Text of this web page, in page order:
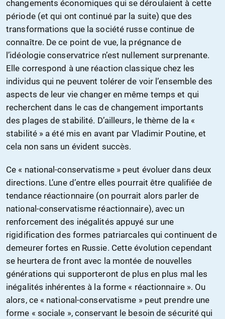
changements économiques qui se déroulaient à cette
période (et qui ont continué par la suite) que des
transformations que la société russe continue de
connaître. De ce point de vue, la prégnance de
l’idéologie conservatrice n’est nullement surprenante.
Elle correspond à une réaction classique chez les
individus qui ne peuvent tolérer de voir l’ensemble des
aspects de leur vie changer en même temps et qui
recherchent dans le cas de changement importants
des plages de stabilité. D’ailleurs, le thème de la «
stabilité » a été mis en avant par Vladimir Poutine, et
cela non sans un évident succès.
Ce « national-conservatisme » peut évoluer dans deux
directions. L’une d’entre elles pourrait être qualifiée de
tendance réactionnaire (on pourrait alors parler de
national-conservatisme réactionnaire), avec un
renforcement des inégalités appuyé sur une
rigidification des formes patriarcales qui continuent de
demeurer fortes en Russie. Cette évolution cependant
se heurtera de front avec la montée de nouvelles
générations qui supporteront de plus en plus mal les
inégalités inhérentes à la forme « réactionnaire ». Ou
alors, ce « national-conservatisme » peut prendre une
forme « sociale », conservant le besoin de sécurité qui